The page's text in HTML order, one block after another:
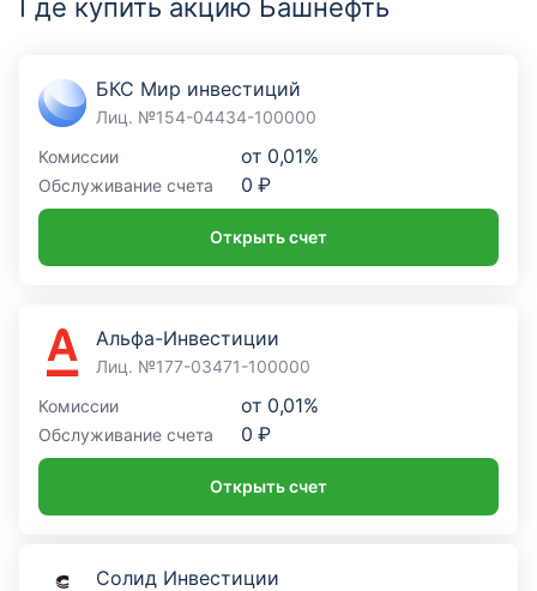
Где купить акцию Башнефть
БКС Мир инвестиций
Лиц. №154-04434-100000
Комиссии
от 0,01%
Обслуживание счета 0 ₽
Открыть счет
Альфа-Инвестиции
Лиц. №177-03471-100000
Комиссии
от 0,01%
Обслуживание счета 0 ₽
Открыть счет
Солид Инвестиции